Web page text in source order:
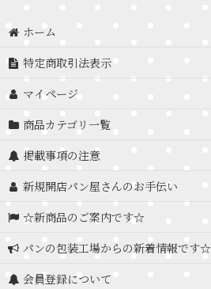
ホーム
特定商取引法表示
マイページ
商品カテゴリ一覧
掲載事項の注意
新規開店パン屋さんのお手伝い
☆新商品のご案内です☆
パンの包装工場からの新着情報です☆
会員登録について